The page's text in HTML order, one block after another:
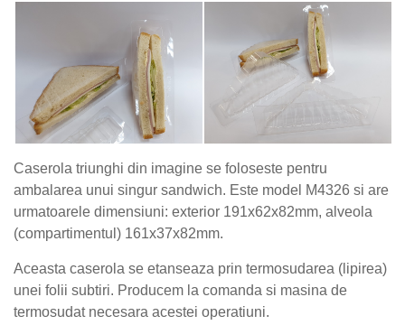
Caserola triunghi din imagine se foloseste pentru
ambalarea unui singur sandwich. Este model M4326 si are
urmatoarele dimensiuni: exterior 191x62x82mm, alveola
(compartimentul) 161x37x82mm.
Aceasta caserola se etanseaza prin termosudarea (lipirea)
unei folii subtiri. Producem la comanda si masina de
termosudat necesara acestei operatiuni.